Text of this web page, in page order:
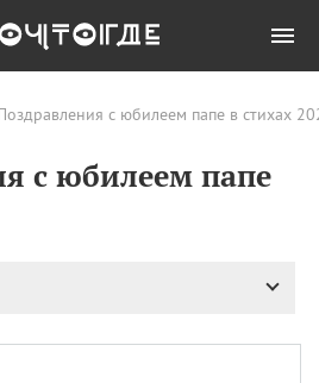
с юбилеем папе в стихах
с юбилеем папе
ПРАЗДНИКИ Все
06.08 Преображение
Господне у западных
Романа и Давида